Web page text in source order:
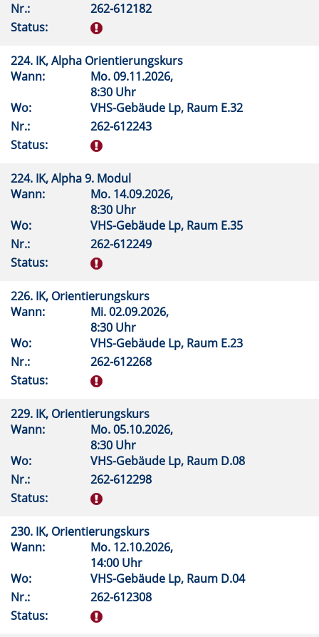
Nr.:
262-612182
Status:
224. IK, Alpha Orientierungskurs
Wann:
Mo.09.11.2026,
8:30 Uhr
Wo:
VHS-Gebäude Lp, Raum E.32
Nr.:
262-612243
Status:
224. IK, Alpha 9. Modul
Wann:
Mo. 14.09.2026,
8:30 Uhr
Wo:
VHS-Gebäude Lp, Raum E.35
Nr.:
262-612249
Status:
226. IK, Orientierungskurs
Wann:
Mi.02.09.2026,
8:30 Uhr
Wo:
VHS-Gebäude Lp, Raum E.23
Nr.:
262-612268
Status:
229. IK, Orientierungskurs
Wann:
Mo.05.10.2026,
8:30 Uhr
Wo:
VHS-Gebäude Lp, Raum D.08
Nr.:
262-612298
Status:
230. IK, Orientierungskurs
Wann:
Mo. 12.10.2026,
14:00 Uhr
Wo:
VHS-Gebäude Lp, Raum D.04
Nr.:
262-612308
Status: